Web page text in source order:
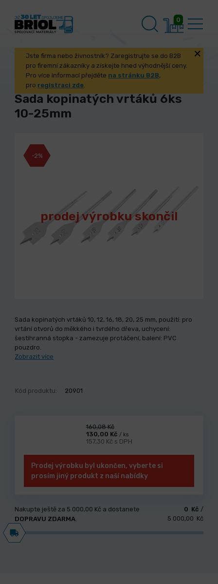
0
Jste firma nebo živnostník? Zaregistrujte se do B2B
pro firemní zákazníky a získejte hned výhodnější ceny.
Pro více informací přejděte na stránku B2B,
pro registraci zde.
Sada kopinatých vrtáků 6ks
10-25mm
prodej výrobku skončil
-2%
Sada kopinatých vrtáků 10, 12, 16, 18, 20, 25 mm, použití: pro
vrtání otvorů do měkkého i tvrdého dřeva, uchycení:
šestihranná stopka - zamezuje protáčení, balení: PVC
pouzdro.
Zobrazit více
Kód produktu: 20901
160,08 Kč
130,00 Kč / ks
157,30 Kč s DPH
Prodej výrobku byl ukončen, vyberte si
prosím jiný produkt z naší nabídky
Nakupte ještě za 5 000,00 Kč a dostanete
DOPRAVU ZDARMA.
0 Kč /
5 000,00 Kč